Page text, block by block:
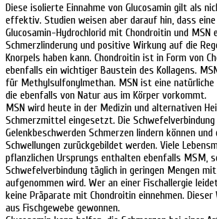
Diese isolierte Einnahme von Glucosamin gilt als
effektiv. Studien weisen aber darauf hin, dass
Glucosamin-Hydrochlorid mit Chondroitin und MSN
Schmerzlinderung und positive Wirkung auf die
Knorpels haben kann. Chondroitin ist in Form von
ebenfalls ein wichtiger Baustein des Kollagens.
für Methylsulfonylmethan. MSN ist eine natürliche
die ebenfalls von Natur aus im Körper vorkommt.
MSN wird heute in der Medizin und alternativen
Schmerzmittel eingesetzt. Die
Gelenkbeschwerden Schmerzen lindern können
Schwellungen zurückgebildet werden. Viele
pflanzlichen Ursprungs enthalten ebenfalls MSM,
Schwefelverbindung täglich in geringen Mengen
aufgenommen wird. Wer an einer Fischallergie
keine Präparate mit Chondroitin einnehmen.
aus Fischgewebe gewonnen.